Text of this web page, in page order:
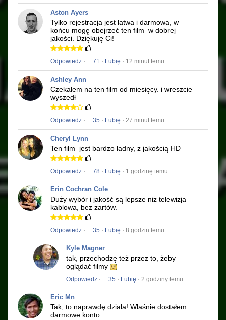
Aston Ayers
Tylko rejestracja jest łatwa i darmowa, w
końcu mogę obejrzeć ten film w dobrej
jakości. Dziękuję Ci!
Odpowiedz · 71 · Lubię · 12 minut temu
Ashley Ann
Czekałem na ten film od miesięcy. i wreszcie
wyszedł
Odpowiedz · 35 · Lubię · 27 minut temu
Cheryl Lynn
Ten film jest bardzo ładny, z jakością HD
Odpowiedz · 78 · Lubię · 1 godzinę temu
Erin Cochran Cole
Duży wybór i jakość są lepsze niż telewizja
kablowa, bez żartów.
Odpowiedz · 35 · Lubię · 8 godzin temu
Kyle Magner
tak, przechodzę też przez to, żeby
oglądać filmy
Odpowiedz · 35 · Lubię · 2 godziny temu
Eric Mn
Tak, to naprawdę działa! Właśnie dostałem
darmowe konto